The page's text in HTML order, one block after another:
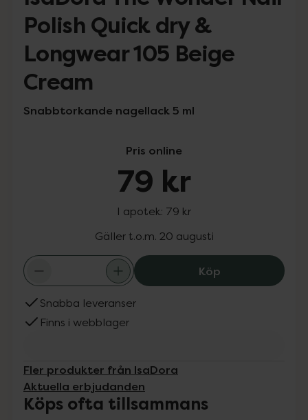
Polish Quick dry &
Longwear 105 Beige
Cream
Snabbtorkande nagellack 5 ml
Pris online
79 kr
I apotek: 79 kr
Gäller t.o.m. 20 augusti
KöpIsaDora The
Snabba leveranser
Finns i webblager
Fler produkter från IsaDora
Aktuella erbjudanden
Köps ofta tillsammans